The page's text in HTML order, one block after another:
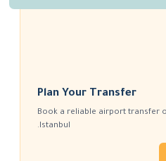
Plan Your Transfer
Book a reliable airport transfer
Istanbul.